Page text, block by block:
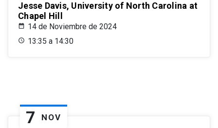
Jesse Davis, University of North Carolina at
Chapel Hill
14 de Noviembre de 2024
13:35 a 14:30
7 NOV